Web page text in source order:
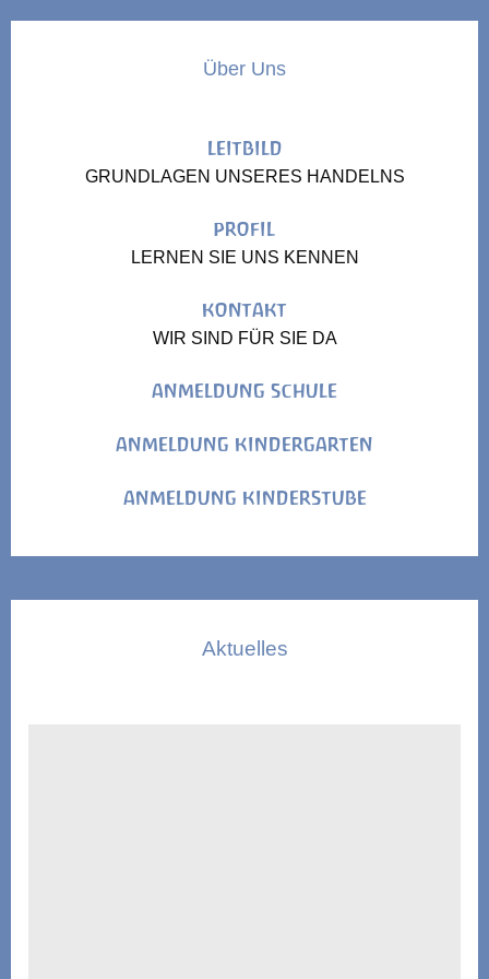
Über Uns
LEITBILD
GRUNDLAGEN UNSERES HANDELNS
PROFIL
LERNEN SIE UNS KENNEN
KONTAKT
WIR SIND FÜR SIE DA
ANMELDUNG SCHULE
ANMELDUNG KINDERGARTEN
ANMELDUNG KINDERSTUBE
Aktuelles